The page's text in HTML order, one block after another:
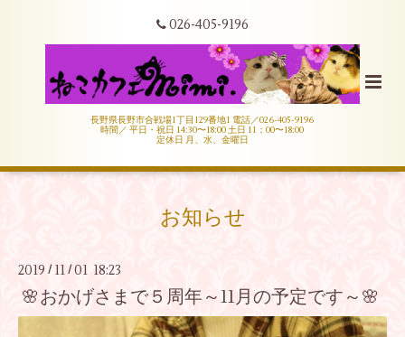
026-405-9196
長野県長野市合戦場1丁目129番地1 電話／026-405-9196
時間／ 平日・祝日 14:30〜18:00 土日 11：00〜18:00
定休日 月、水、金曜日
お知らせ
2019 / 11 /01 18:23
🌸おかげさまで５周年～11月の予定です～🌸